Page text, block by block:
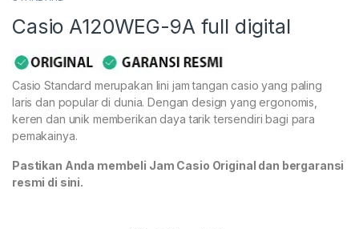
Casio A120WEG-9A full digital
Casio Standard merupakan lini jam tangan casio yang paling
laris dan popular di dunia. Dengan design yang ergonomis,
keren dan unik memberikan daya tarik tersendiri bagi para
pemakainya.
Pastikan Anda membeli Jam Casio Original dan bergaransi
resmi di sini.